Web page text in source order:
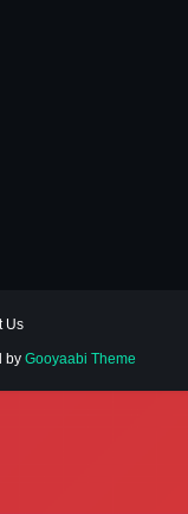
Us
by Gooyaabi Theme